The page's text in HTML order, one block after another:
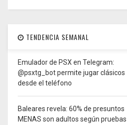
TENDENCIA SEMANAL
Emulador de PSX en Telegram:
@psxtg_bot permite jugar clásicos
desde el teléfono
Baleares revela: 60% de presuntos
MENAS son adultos según pruebas